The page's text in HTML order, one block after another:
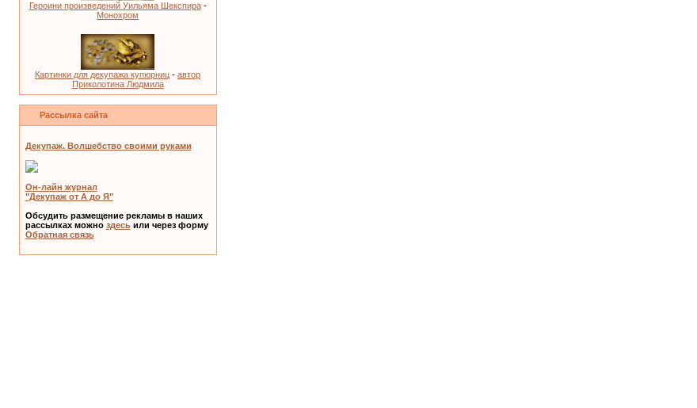
Героини произведений Уильяма Шекспира-
Монохром
Картинки для декупажа купюрниц - автор
Приколотина Людмила
Рассылка сайта
Декупаж. Волшебство своими руками
Он-лайн журнал
"Декупаж от А до Я"
Обсудить размещение рекламы в наших
рассылках можно здесьили через форму
Обратная связь